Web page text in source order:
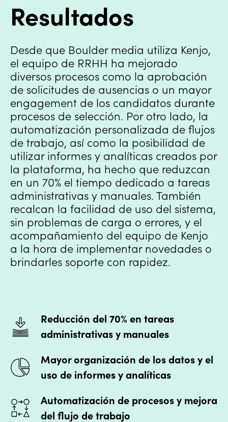
Resultados
Desde que Boulder media utiliza Kenjo,
el equipo de RRHH ha mejorado
diversos procesos como la aprobación
de solicitudes de ausencias o un mayor
engagement de los candidatos durante
procesos de selección. Por otro lado, la
automatización personalizada de flujos
de trabajo, así como la posibilidad de
utilizar informes y analíticas creados por
la plataforma, ha hecho que reduzcan
en un 70% el tiempo dedicado a tareas
administrativas y manuales. También
recalcan la facilidad de uso del sistema,
sin problemas de carga o errores, y el
acompañamiento del equipo de Kenjo
a la hora de implementar novedades o
brindarles soporte con rapidez.
Reducción del 70% en tareas
administrativas y manuales
Mayor organización de los datos y el
uso de informes y analíticas
Automatización de procesos y mejora
del flujo de trabajo